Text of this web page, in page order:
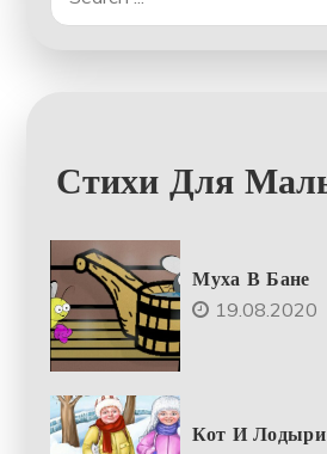
for:
Стихи Для
Муха В Бане
19.08.2020
Кот И Лодыри